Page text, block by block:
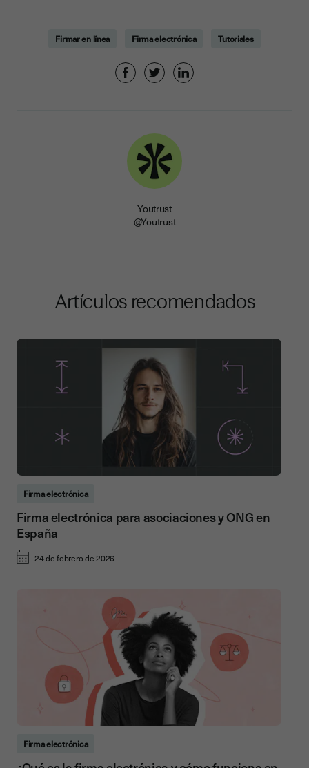
Firmar en línea Firma electrónica Tutoriales
Youtrust
@Youtrust
Artículos recomendados
Firma electrónica
Firma electrónica para asociaciones y ONG en
España
24 de febrero de 2026
Firma electrónica